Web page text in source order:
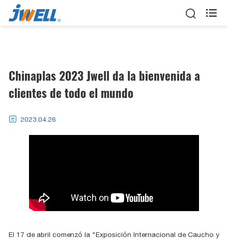

Chinaplas 2023 Jwell da la bienvenida a
clientes de todo el mundo
 2023.04.26
El 17 de abril comenzó la "Exposición Internacional de Caucho y